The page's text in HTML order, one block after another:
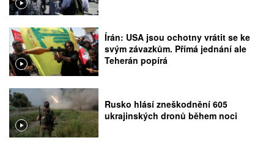
Írán: USA jsou ochotny vrátit se ke
svým závazkům. Přímá jednání ale
Teherán popírá
Rusko hlásí zneškodnění 605
ukrajinských dronů během noci